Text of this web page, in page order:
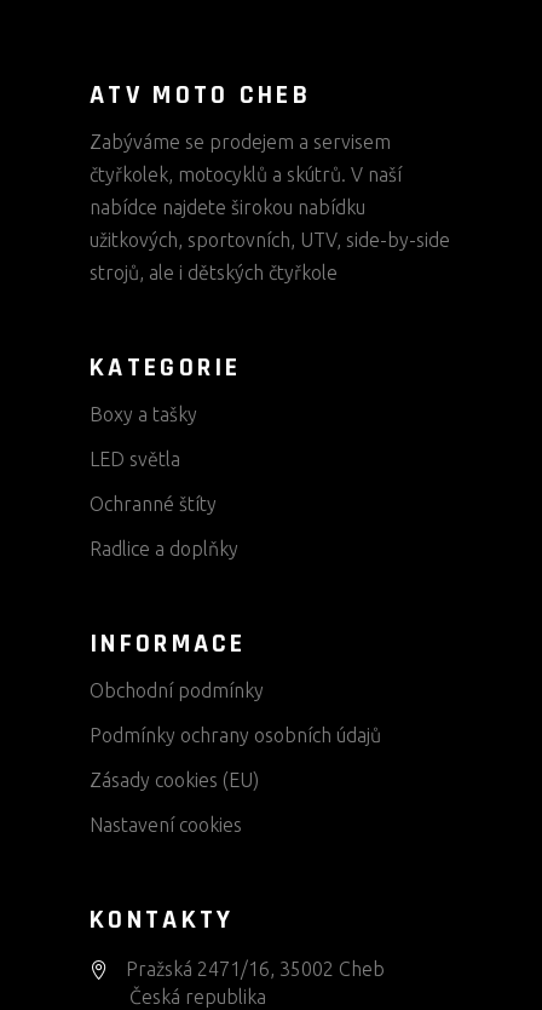
ATV MOTO CHEB
Zabýváme se prodejem a servisem
čtyřkolek, motocyklů a skútrů. V naší
nabídce najdete širokou nabídku
užitkových, sportovních, UTV, side-by-side
strojů, ale i dětských čtyřkole
KATEGORIE
Boxy a tašky
LED světla
Ochranné štíty
Radlice a doplňky
INFORMACE
Obchodní podmínky
Podmínky ochrany osobních údajů
Zásady cookies (EU)
Nastavení cookies
KONTAKTY
Pražská 2471/16, 35002 Cheb
Česká republika